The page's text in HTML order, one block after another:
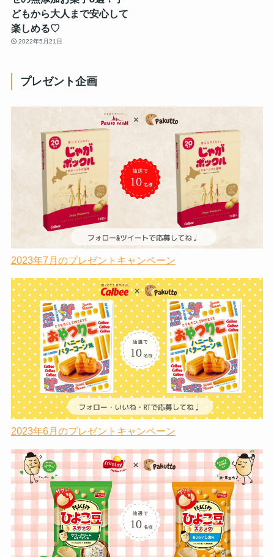
どもから大人まで安心して
楽しめる♡
2022年5月21日
プレゼント企画
2023年7月のプレゼントキャンペーン
2023年6月のプレゼントキャンペーン